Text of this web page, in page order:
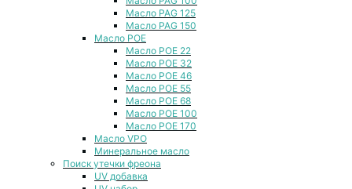
Масло PAG 125
Масло PAG 150
Масло POE
Масло POE 22
Масло POE 32
Масло POE 46
Масло POE 55
Масло POE 68
Масло POE 100
Масло POE 170
Масло VPO
Минеральное масло
Поиск утечки фреона
UV добавка